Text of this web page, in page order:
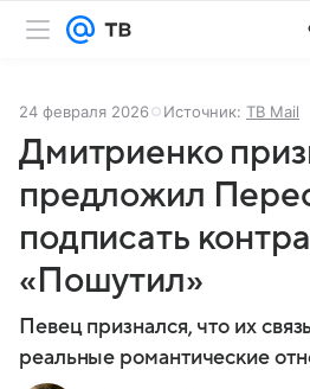
24 февраля 2026 Источник: ТВ Mail
Дмитриенко
предложил
подписать
«Пошутил»
Певец признался, что их
реальные романтические